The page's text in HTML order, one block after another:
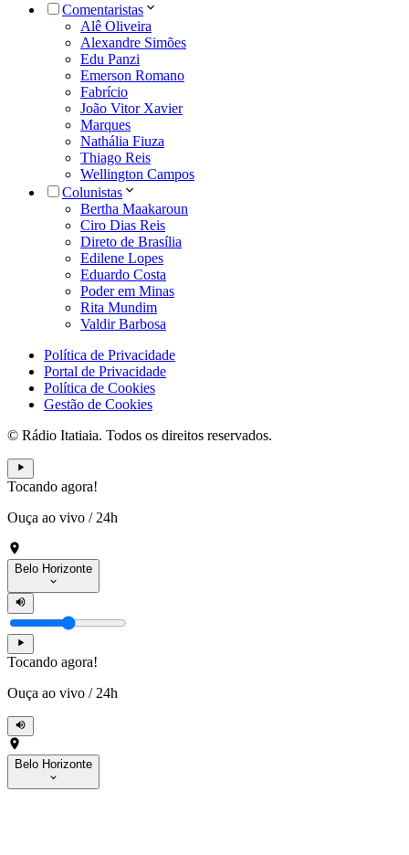
Comentaristas
Alê Oliveira
Alexandre Simões
Edu Panzi
Emerson Romano
Fabrício
João Vitor Xavier
Marques
Nathália Fiuza
Thiago Reis
Wellington Campos
Colunistas
Bertha Maakaroun
Ciro Dias Reis
Direto de Brasília
Edilene Lopes
Eduardo Costa
Poder em Minas
Rita Mundim
Valdir Barbosa
Política de Privacidade
Portal de Privacidade
Política de Cookies
Gestão de Cookies
© Rádio Itatiaia. Todos os direitos reservados.
Tocando agora!
Ouça ao vivo / 24h
Belo Horizonte
Tocando agora!
Ouça ao vivo / 24h
Belo Horizonte